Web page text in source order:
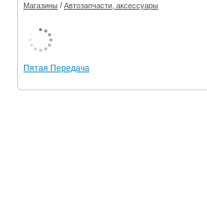
Магазины /Автозапчасти, аксессуары
Пятая Передача